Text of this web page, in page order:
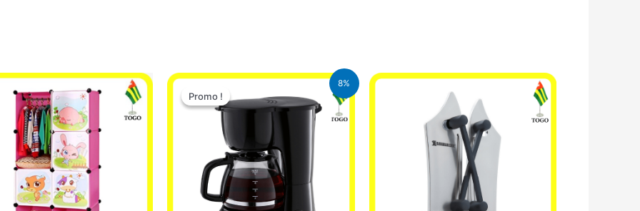
8%
Promo !
Promo !
Le
initial
était :
25.000 CFA.
Le
actuel
est :
23.000 CFA.